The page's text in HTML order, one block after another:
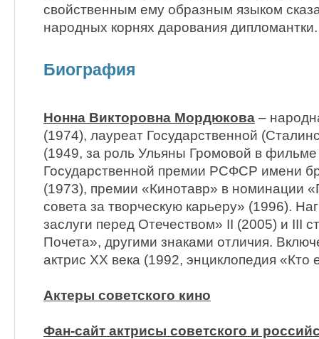
свойственным ему образным языком
народных корнях дарования дипломантки.
Биография
Нонна Викторовна Мордюкова –
(1974), лауреат Государственной
(1949, за роль Ульяны Громовой в
Государственной премии РСФСР имени
(1973), премии «Кинотавр» в номинации
совета за творческую карьеру» (1996).
заслуги перед Отечеством» II (2005) и III
Почета», другими знаками отличия.
актрис XX века (1992, энциклопедия «Кто
Актеры советского кино
Фан-сайт актрисы советского и